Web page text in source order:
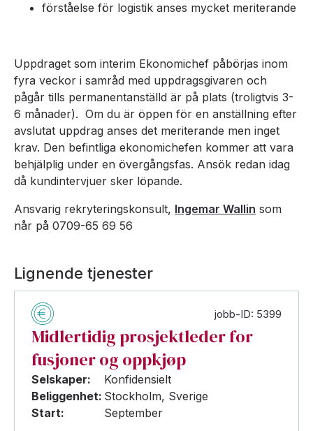
förståelse för logistik anses mycket meriterande
Uppdraget som interim Ekonomichef påbörjas inom
fyra veckor i samråd med uppdragsgivaren och
pågår tills permanentanställd är på plats (troligtvis 3-
6 månader). Om du är öppen för en anställning efter
avslutat uppdrag anses det meriterande men inget
krav. Den befintliga ekonomichefen kommer att vara
behjälplig under en övergångsfas. Ansök redan idag
då kundintervjuer sker löpande.
Ansvarig rekryteringskonsult, Ingemar Wallin som
når på 0709-65 69 56
Lignende tjenester
jobb-ID: 5399
Midlertidig prosjektleder for
fusjoner og oppkjøp
Selskaper:
Konfidensielt
Beliggenhet: Stockholm, Sverige
Start:
September